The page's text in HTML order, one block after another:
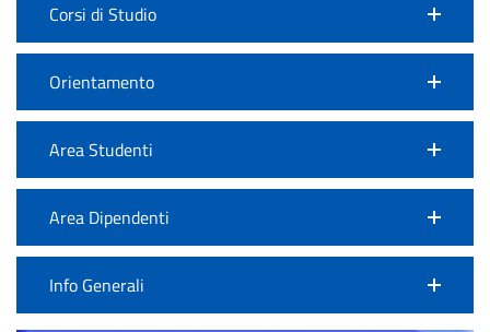
Corsi di Studio
Orientamento
Area Studenti
Area Dipendenti
Info Generali